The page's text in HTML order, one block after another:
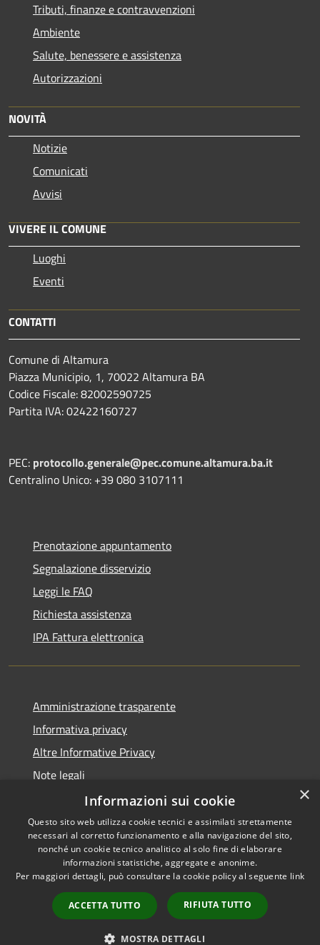
Tributi, finanze e contravvenzioni
Ambiente
Salute, benessere e assistenza
Autorizzazioni
NOVITÀ
Notizie
Comunicati
Avvisi
VIVERE IL COMUNE
Luoghi
Eventi
CONTATTI
Comune di Altamura
Piazza Municipio, 1, 70022 Altamura BA
Codice Fiscale: 82002590725
Partita IVA: 02422160727
PEC: protocollo.generale@pec.comune.altamura.ba.it
Centralino Unico: +39 080 3107111
Prenotazione appuntamento
Segnalazione disservizio
Leggi le FAQ
Richiesta assistenza
IPA Fattura elettronica
Amministrazione trasparente
Informativa privacy
Altre Informative Privacy
Note legali
Dichiarazione di accessibilità
RSS
Accessibilità
Copyright © 2026 • Comune di
Municipium•
Accesso
redazione
×
Informazioni sui cookie
Questo sito web utilizza cookie tecnici e assimilati strettamente
necessari al corretto funzionamento e alla navigazione del sito,
nonché un cookie tecnico analitico al solo fine di elaborare
informazioni statistiche, aggregate e anonime.
Per maggiori dettagli, può consultare la cookie policy al seguente link
ACCETTA TUTTO RIFIUTA TUTTO
MOSTRA DETTAGLI